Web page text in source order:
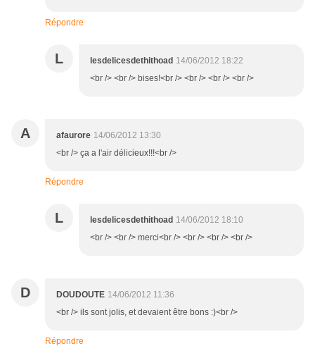
Répondre
L lesdelicesdethithoad 14/06/2012 18:22
<br /> <br /> bises!<br /> <br /> <br /> <br />
A afaurore 14/06/2012 13:30
<br /> ça a l'air délicieux!!!<br />
Répondre
L lesdelicesdethithoad 14/06/2012 18:10
<br /> <br /> merci<br /> <br /> <br /> <br />
D DOUDOUTE 14/06/2012 11:36
<br /> ils sont jolis, et devaient être bons :)<br />
Répondre